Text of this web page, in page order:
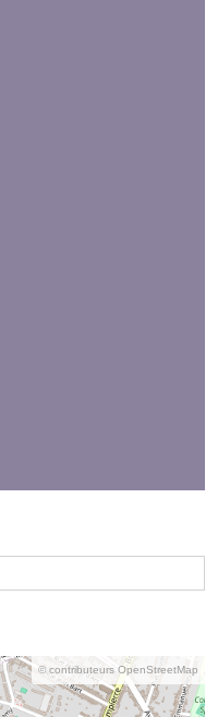
© contributeurs OpenStreetMap